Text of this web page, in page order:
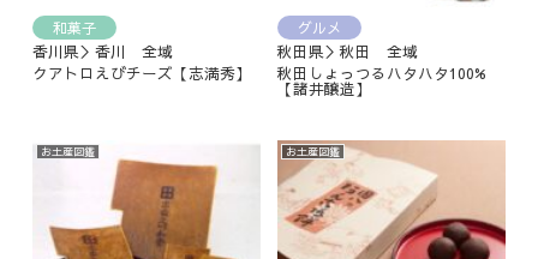
和菓子
香川県＞香川 全域
クアトロえびチーズ【志満秀】
グルメ
秋田県＞秋田 全域
秋田しょっつるハタハタ100%
【諸井醸造】
お土産図鑑 お土産図鑑